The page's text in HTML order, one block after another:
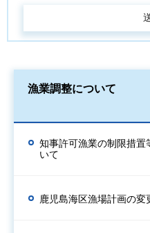
漁業調整について
知事許可漁業の制限措置
いて
鹿児島海区漁場計画の